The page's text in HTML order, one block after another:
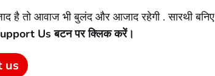
है तो आवाज भी बुलंद और आजाद रहेगी . सारथी
Us बटन पर क्लिक करें।
us